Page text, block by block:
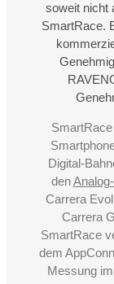
soweit nicht
SmartRace.
Digital-
den
Carrera
Carrera
SmartRace
dem
Messung